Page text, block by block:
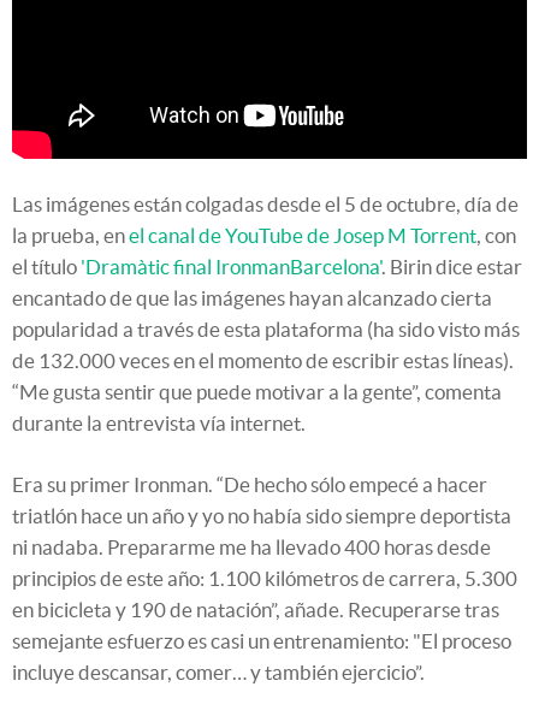
Las imágenes están colgadas desde el 5 de octubre, día de
la prueba, enel canal de YouTube de Josep M Torrent, con
el título 'Dramàtic final IronmanBarcelona'. Birin dice estar
encantado de que las imágenes hayan alcanzado cierta
popularidad a través de esta plataforma (ha sido visto más
de 132.000 veces en el momento de escribir estas líneas).
“Me gusta sentir que puede motivar a la gente”, comenta
durante la entrevista vía internet.
Era su primer Ironman. “De hecho sólo empecé a hacer
triatlón hace un año y yo no había sido siempre deportista
ni nadaba. Prepararme me ha llevado 400 horas desde
principios de este año: 1.100 kilómetros de carrera, 5.300
en bicicleta y 190 de natación”, añade. Recuperarse tras
semejante esfuerzo es casi un entrenamiento: "El proceso
incluye descansar, comer… y también ejercicio”.